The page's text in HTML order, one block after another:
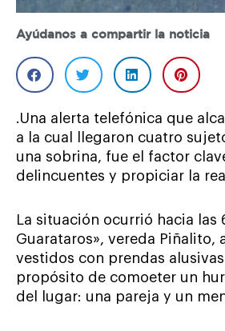
Ayúdanos a compartir la noticia
.Una alerta telefónica que
a la cual llegaron cuatro
una sobrina, fue el factor
delincuentes y propiciar la
La situación ocurrió hacia las
Guarataros», vereda Piñalito,
vestidos con prendas
propósito de comoeter un
del lugar: una pareja y un